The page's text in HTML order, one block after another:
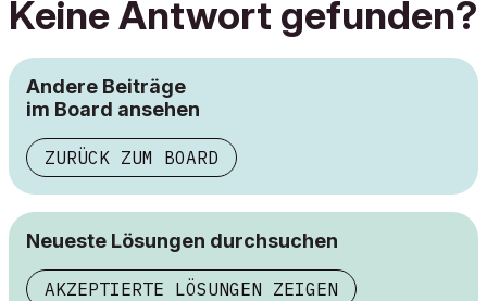
Keine Antwort gefunden?
Andere Beiträge
im Board ansehen
ZURÜCK ZUM BOARD
Neueste Lösungen durchsuchen
AKZEPTIERTE LÖSUNGEN ZEIGEN